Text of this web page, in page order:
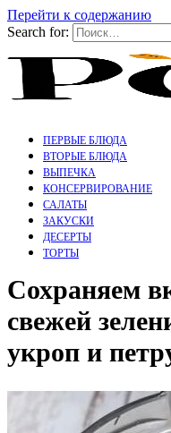
Перейти к содержанию
Search for:
ПЕРВЫЕ БЛЮДА
ВТОРЫЕ БЛЮДА
ВЫПЕЧКА
КОНСЕРВИРОВАНИЕ
САЛАТЫ
ЗАКУСКИ
ДЕСЕРТЫ
ТОРТЫ
Сохраняем
свежей
укроп и